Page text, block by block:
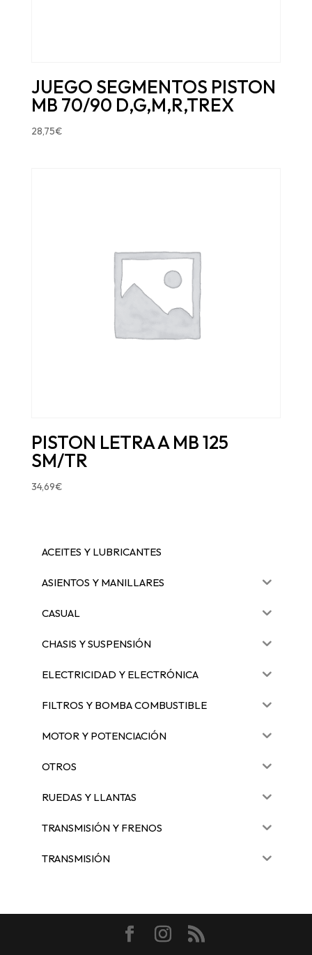
JUEGO SEGMENTOS PISTON
MB 70/90 D,G,M,R,TREX
28,75€
PISTON LETRA A MB 125
SM/TR
34,69€
ACEITES Y LUBRICANTES
ASIENTOS Y MANILLARES
CASUAL
CHASIS Y SUSPENSIÓN
ELECTRICIDAD Y ELECTRÓNICA
FILTROS Y BOMBA COMBUSTIBLE
MOTOR Y POTENCIACIÓN
OTROS
RUEDAS Y LLANTAS
TRANSMISIÓN Y FRENOS
TRANSMISIÓN